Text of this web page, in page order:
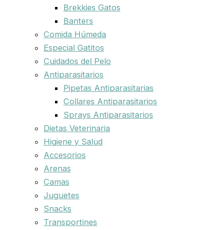
Brekkies Gatos
Banters
Comida Húmeda
Especial Gatitos
Cuidados del Pelo
Antiparasitarios
Pipetas Antiparasitarias
Collares Antiparasitarios
Sprays Antiparasitarios
Dietas Veterinaria
Higiene y Salud
Accesorios
Arenas
Camas
Juguetes
Snacks
Transportines